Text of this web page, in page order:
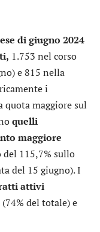
di giugno 2024
1.753 nel corso
e 815 nella
i
quota maggiore sul
quelli
maggiore
115,7% sullo
del 15 giugno). I
attivi
del totale) e